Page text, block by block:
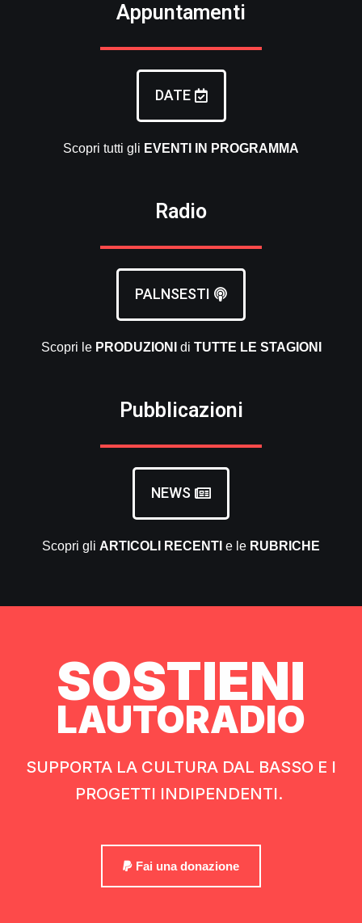
Appuntamenti
DATE
Scopri tutti gli EVENTI IN PROGRAMMA
Radio
PALNSESTI
Scopri le PRODUZIONI di TUTTE LE STAGIONI
Pubblicazioni
NEWS
Scopri gli ARTICOLI RECENTI e le RUBRICHE
SOSTIENI
LAUTORADIO
SUPPORTA LA CULTURA DAL BASSO E I
PROGETTI INDIPENDENTI.
Fai una donazione